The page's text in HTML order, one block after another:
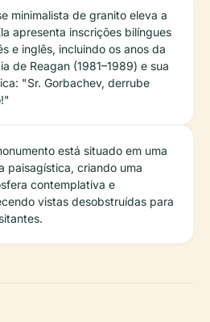
minimalista de granito eleva a
apresenta inscrições bilíngues
e inglês, incluindo os anos da
de Reagan (1981–1989) e sua
"Sr. Gorbachev, derrube
está situado em uma
paisagística, criando uma
contemplativa e
vistas desobstruídas para